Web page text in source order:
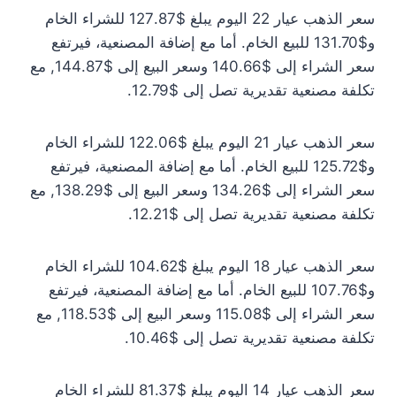
سعر الذهب عيار 22 اليوم يبلغ $127.87 للشراء الخام
و$131.70 للبيع الخام. أما مع إضافة المصنعية، فيرتفع
سعر الشراء إلى $140.66 وسعر البيع إلى $144.87, مع
تكلفة مصنعية تقديرية تصل إلى $12.79.
سعر الذهب عيار 21 اليوم يبلغ $122.06 للشراء الخام
و$125.72 للبيع الخام. أما مع إضافة المصنعية، فيرتفع
سعر الشراء إلى $134.26 وسعر البيع إلى $138.29, مع
تكلفة مصنعية تقديرية تصل إلى $12.21.
سعر الذهب عيار 18 اليوم يبلغ $104.62 للشراء الخام
و$107.76 للبيع الخام. أما مع إضافة المصنعية، فيرتفع
سعر الشراء إلى $115.08 وسعر البيع إلى $118.53, مع
تكلفة مصنعية تقديرية تصل إلى $10.46.
سعر الذهب عيار 14 اليوم يبلغ $81.37 للشراء الخام